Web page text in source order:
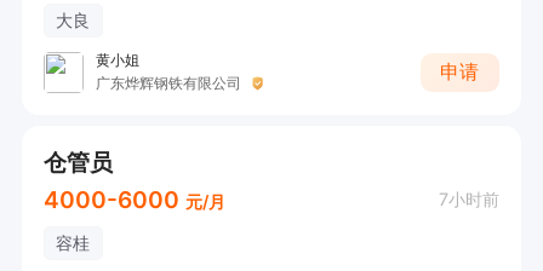
大良
黄小姐
广东烨辉钢铁有限公司
申请
仓管员
4000-6000 元/月 7小时前
容桂